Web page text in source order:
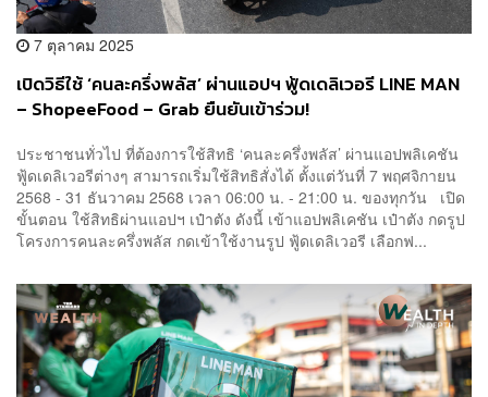
7 ตุลาคม 2025
เปิดวิธีใช้ ‘คนละครึ่งพลัส’ ผ่านแอปฯ ฟู้ดเดลิเวอรี LINE MAN
– ShopeeFood – Grab ยืนยันเข้าร่วม!
ประชาชนทั่วไป ที่ต้องการใช้สิทธิ ‘คนละครึ่งพลัส’ ผ่านแอปพลิเคชัน
ฟู้ดเดลิเวอรีต่างๆ สามารถเริ่มใช้สิทธิสั่งได้ ตั้งแต่วันที่ 7 พฤศจิกายน
2568 - 31 ธันวาคม 2568 เวลา 06:00 น. - 21:00 น. ของทุกวัน เปิด
ขั้นตอน ใช้สิทธิผ่านแอปฯ เป๋าตัง ดังนี้ เข้าแอปพลิเคชัน เป๋าตัง กดรูป
โครงการคนละครึ่งพลัส กดเข้าใช้งานรูป ฟู้ดเดลิเวอรี เลือกฟ...